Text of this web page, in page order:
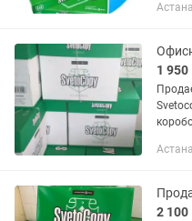
1 950
2 100